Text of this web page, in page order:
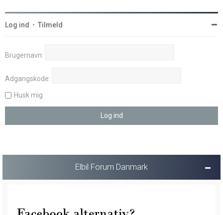
Log ind • Tilmeld
Brugernavn:
Adgangskode:
Husk mig
Elbil Forum Danmark